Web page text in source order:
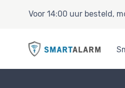
Voor 14:00 uur besteld,